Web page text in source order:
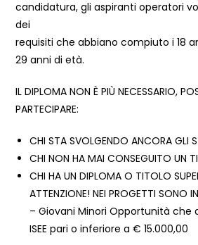
candidatura, gli aspiranti operatori
dei
requisiti che abbiano compiuto i 18
29 anni di età.
IL DIPLOMA NON È PIÙ NECESSARIO,
PARTECIPARE:
CHI STA SVOLGENDO ANCORA GLI
CHI NON HA MAI CONSEGUITO UN
CHI HA UN DIPLOMA O TITOLO
ATTENZIONE! NEI PROGETTI SONO
– Giovani Minori Opportunità che
ISEE pari o inferiore a € 15.000,00